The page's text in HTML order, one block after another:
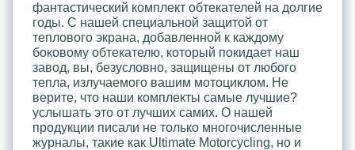
фантастический комплект обтекателей на долгие
годы. С нашей специальной защитой от
теплового экрана, добавленной к каждому
боковому обтекателю, который покидает наш
завод, вы, безусловно, защищены от любого
тепла, излучаемого вашим мотоциклом. Не
верите, что наши комплекты самые лучшие?
услышать это от лучших самих. О нашей
продукции писали не только многочисленные
журналы, такие как Ultimate Motorcycling, но и